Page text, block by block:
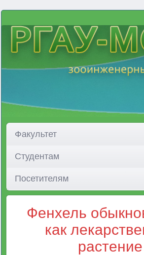
Факультет
Студентам
Посетителям
Фенхель
как
растение